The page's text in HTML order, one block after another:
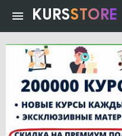
KURSSTORE